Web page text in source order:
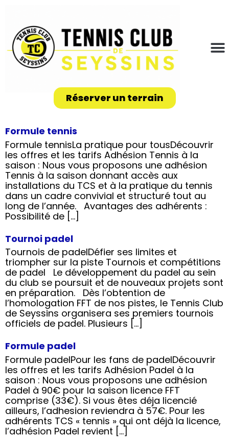
Réserver un terrain
Formule tennis
Formule tennisLa pratique pour tousDécouvrir
les offres et les tarifs Adhésion Tennis à la
saison : Nous vous proposons une adhésion
Tennis à la saison donnant accès aux
installations du TCS et à la pratique du tennis
dans un cadre convivial et structuré tout au
long de l’année. Avantages des adhérents :
Possibilité de […]
Tournoi padel
Tournois de padelDéfier ses limites et
triompher sur la piste Tournois et compétitions
de padel Le développement du padel au sein
du club se poursuit et de nouveaux projets sont
en préparation. Dès l’obtention de
l’homologation FFT de nos pistes, le Tennis Club
de Seyssins organisera ses premiers tournois
officiels de padel. Plusieurs […]
Formule padel
Formule padelPour les fans de padelDécouvrir
les offres et les tarifs Adhésion Padel à la
saison : Nous vous proposons une adhésion
Padel à 90€ pour la saison licence FFT
comprise (33€). Si vous êtes déja licencié
ailleurs, l’adhesion reviendra à 57€. Pour les
adhérents TCS « tennis » qui ont déjà la licence,
l’adhésion Padel revient […]